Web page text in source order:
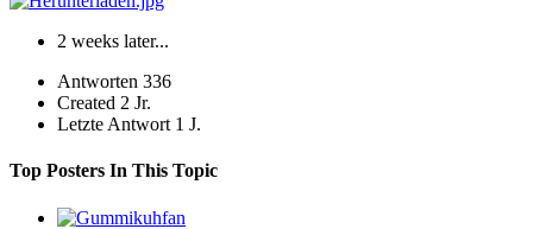
2 weeks later...
Antworten 336
Created 2 Jr.
Letzte Antwort 1 J.
Top Posters In This Topic